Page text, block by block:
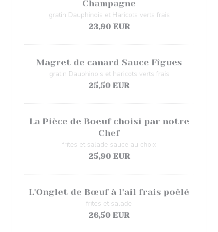
Champagne
gratin Dauphinois et Haricots verts frais
23,90 EUR
Magret de canard Sauce Fîgues
gratin Dauphinois et haricots verts frais
25,50 EUR
La Pièce de Boeuf choisi par notre
Chef
frites et salade sauce au choix
25,90 EUR
L'Onglet de Bœuf à l'ail frais poêlé
frites et salade
26,50 EUR